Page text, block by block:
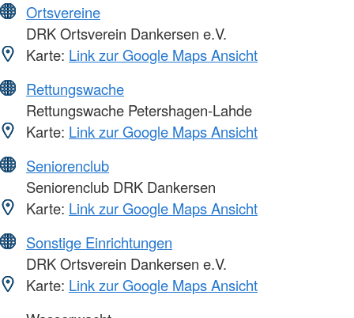
Ortsvereine
DRK Ortsverein Dankersen e.V.
Karte: Link zur Google Maps Ansicht
Rettungswache
Rettungswache Petershagen-Lahde
Karte: Link zur Google Maps Ansicht
Seniorenclub
Seniorenclub DRK Dankersen
Karte: Link zur Google Maps Ansicht
Sonstige Einrichtungen
DRK Ortsverein Dankersen e.V.
Karte: Link zur Google Maps Ansicht